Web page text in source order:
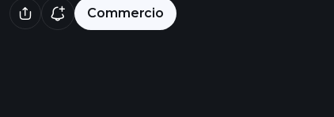
Commercio